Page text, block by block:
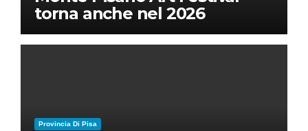
torna anche nel 2026
Provincia Di Pisa